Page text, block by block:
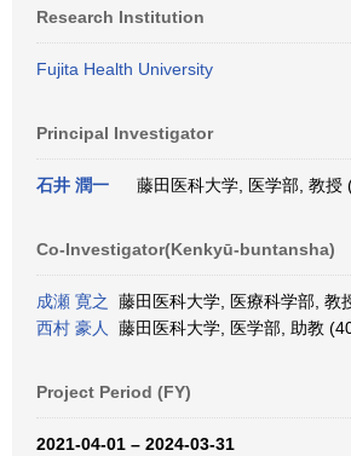
Research Institution
Fujita Health University
Principal Investigator
石井 潤一 藤田医科大学, 医学部, 教授
Co-Investigator(Kenkyū-buntansha)
成瀬 寛之
藤田医科大学, 医療科学部, 教
西村 豪人
藤田医科大学, 医学部, 助教
Project Period (FY)
2021-04-01 – 2024-03-31